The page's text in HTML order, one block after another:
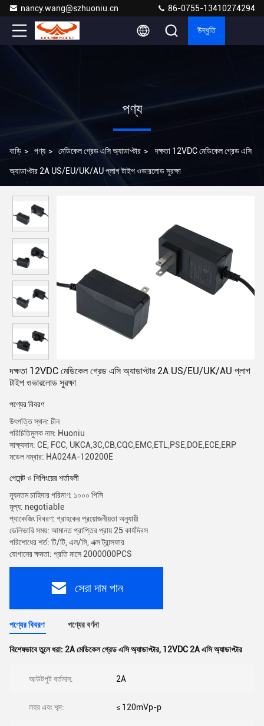
nancy.wang@szhuoniu.cn 86-0755-13410274294
উদ্ধৃতি
পণ্য
বাড়ি > পণ্য > মেডিকেল গ্রেড এসি অ্যাডাপ্টার > দক্ষতা 12VDC মেডিকেল গ্রেড এসি
অ্যাডাপ্টার 2A US/EU/UK/AU প্লাগ টাইপ ওভারলোড সুরক্ষা
দক্ষতা 12VDC মেডিকেল গ্রেড এসি অ্যাডাপ্টার 2A US/EU/UK/AU প্লাগ
টাইপ ওভারলোড সুরক্ষা
পণ্যের বিবরণ
উৎপত্তি স্থল: চীন
পরিচিতিমুলক নাম: Huoniu
সাক্ষ্যদান: CE, FCC, UKCA,3C,CB,CQC,EMC,ETL,PSE,DOE,ECE,ERP
মডেল নম্বার: HA024A-120200E
পেমেন্ট ও শিপিংয়ের শর্তাবলী
ন্যূনতম চাহিদার পরিমাণ: ১০০০ পিসি
মূল্য: negotiable
প্যাকেজিং বিবরণ: গ্রাহকের প্রয়োজনীয়তা অনুযায়ী
ডেলিভারি সময়: আমানত প্রাপ্তির প্রায় 25 কার্যদিবস
পরিশোধের শর্ত: টি/টি, এল/সি, এক্স ট্রান্সফার
যোগানের ক্ষমতা: প্রতি মাসে 2000000PCS
সেরা দাম পান
পণ্যের বিবরণ পণ্যের বর্ণনা
বিশেষভাবে তুলে ধরা: 2A মেডিকেল গ্রেড এসি অ্যাডাপ্টার, 12VDC 2A এসি অ্যাডাপ্টার
আউটপুট বর্তমান: 2A
লহর এবং শব্দ: ≤ 120mVp-p